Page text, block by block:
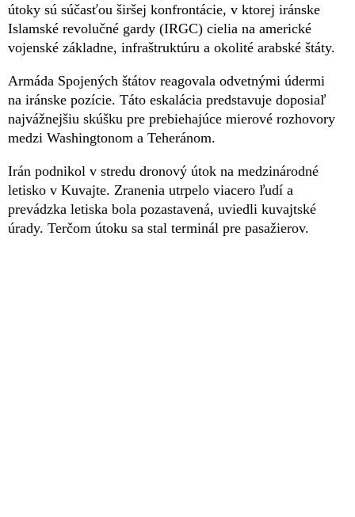
útoky sú súčasťou širšej konfrontácie, v ktorej iránske
Islamské revolučné gardy (IRGC) cielia na americké
vojenské základne, infraštruktúru a okolité arabské štáty.
Armáda Spojených štátov reagovala odvetnými údermi
na iránske pozície. Táto eskalácia predstavuje doposiaľ
najvážnejšiu skúšku pre prebiehajúce mierové rozhovory
medzi Washingtonom a Teheránom.
Irán podnikol v stredu dronový útok na medzinárodné
letisko v Kuvajte. Zranenia utrpelo viacero ľudí a
prevádzka letiska bola pozastavená, uviedli kuvajtské
úrady. Terčom útoku sa stal terminál pre pasažierov.